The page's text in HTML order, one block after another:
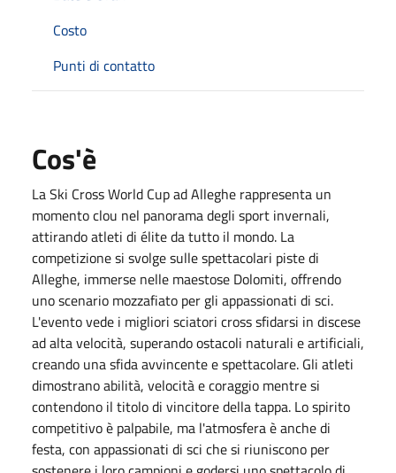
Costo
Punti di contatto
Cos'è
La Ski Cross World Cup ad Alleghe rappresenta un
momento clou nel panorama degli sport invernali,
attirando atleti di élite da tutto il mondo. La
competizione si svolge sulle spettacolari piste di
Alleghe, immerse nelle maestose Dolomiti, offrendo
uno scenario mozzafiato per gli appassionati di sci.
L'evento vede i migliori sciatori cross sfidarsi in discese
ad alta velocità, superando ostacoli naturali e artificiali,
creando una sfida avvincente e spettacolare. Gli atleti
dimostrano abilità, velocità e coraggio mentre si
contendono il titolo di vincitore della tappa. Lo spirito
competitivo è palpabile, ma l'atmosfera è anche di
festa, con appassionati di sci che si riuniscono per